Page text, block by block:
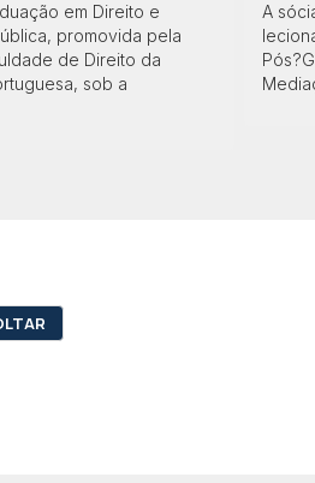
em Direito e
promovida pela
de Direito da
sob a
A